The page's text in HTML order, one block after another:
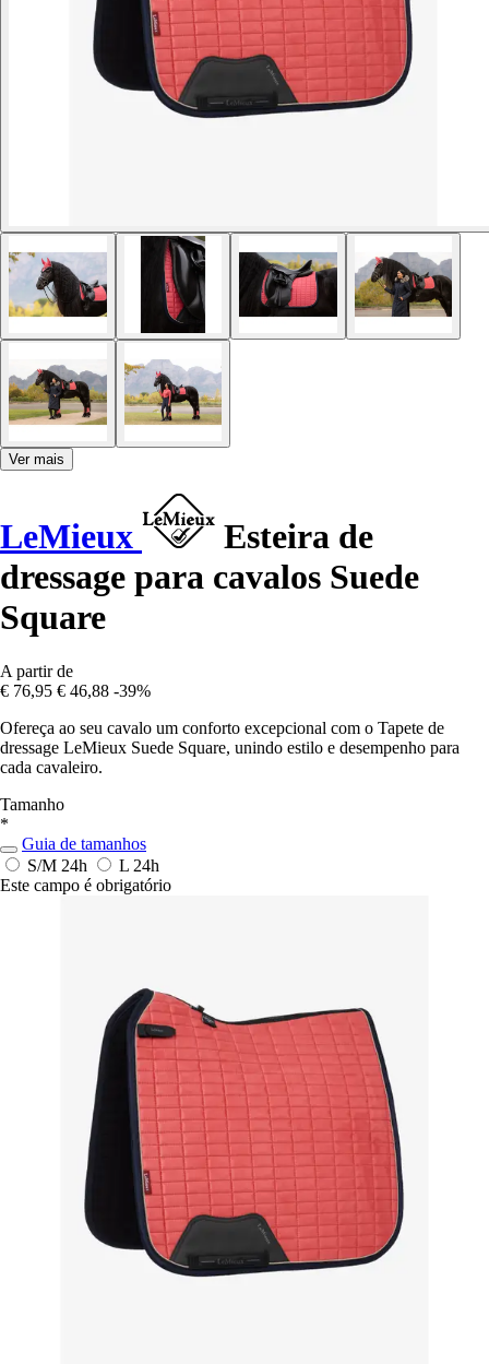
Ver mais
LeMieux
Esteira de
dressage para cavalos Suede
Square
A partir de
€ 76,95 € 46,88 -39%
Ofereça ao seu cavalo um conforto excepcional com o Tapete de
dressage LeMieux Suede Square, unindo estilo e desempenho para
cada cavaleiro.
Tamanho
*
Guia de tamanhos
S/M 24h L 24h
Este campo é obrigatório